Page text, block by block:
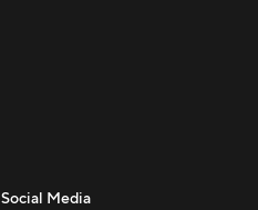
Social Media